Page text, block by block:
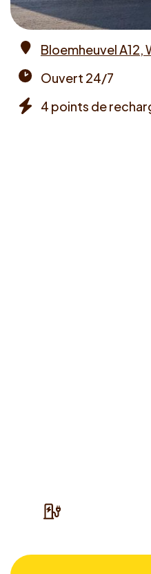
Bloemheuvel A12,
times
Ouvert 24/7
4 points de